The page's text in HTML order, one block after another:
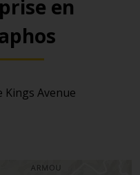
en
Kings Avenue